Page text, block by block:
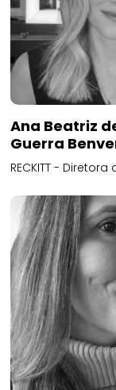
Ana Beatriz
Guerra
RECKITT -